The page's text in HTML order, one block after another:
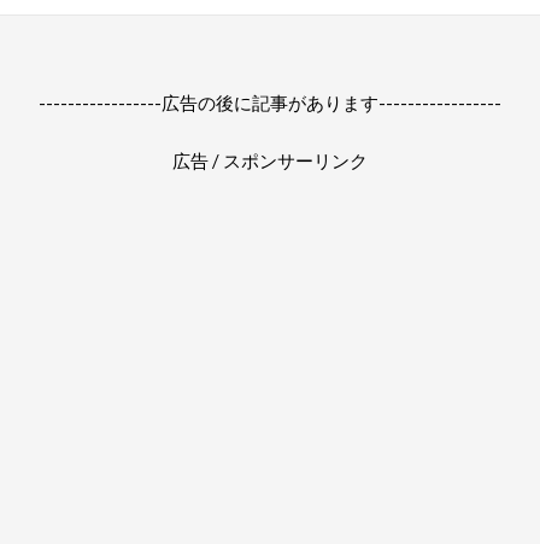
-----------------広告の後に記事があります-----------------
広告 / スポンサーリンク